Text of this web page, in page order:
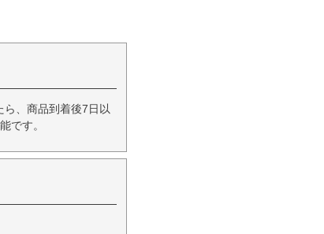
、商品到着後7日以
です。